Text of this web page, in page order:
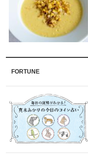
FORTUNE